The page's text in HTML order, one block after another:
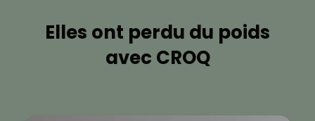
Elles ont perdu du poids
avec CROQ